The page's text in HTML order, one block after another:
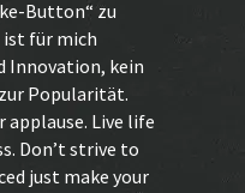
Button“ zu
für mich
Innovation, kein
Popularität.
applause. Live life
Don’t strive to
just make your